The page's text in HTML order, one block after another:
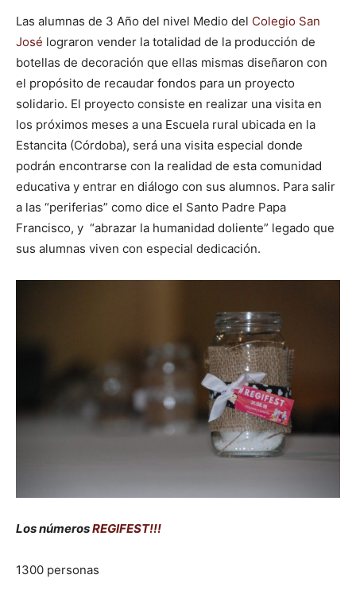
Las alumnas de 3 Año del nivel Medio del Colegio San
José lograron vender la totalidad de la producción de
botellas de decoración que ellas mismas diseñaron con
el propósito de recaudar fondos para un proyecto
solidario. El proyecto consiste en realizar una visita en
los próximos meses a una Escuela rural ubicada en la
Estancita (Córdoba), será una visita especial donde
podrán encontrarse con la realidad de esta comunidad
educativa y entrar en diálogo con sus alumnos. Para salir
a las “periferias” como dice el Santo Padre Papa
Francisco, y “abrazar la humanidad doliente” legado que
sus alumnas viven con especial dedicación.
Los númerosREGIFEST!!!
1300 personas